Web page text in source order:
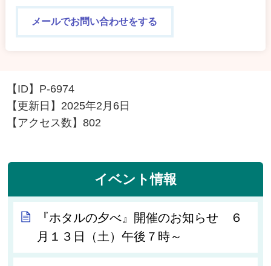
メールでお問い合わせをする
【ID】 P-6974
【更新日】 2025年2月6日
【アクセス数】802
イベント情報
『ホタルの夕べ』開催のお知らせ ６
月１３日（土）午後７時～